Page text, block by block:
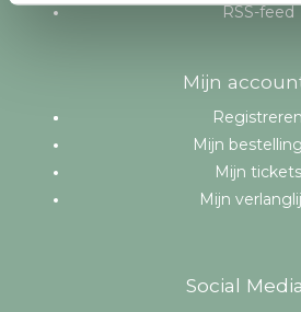
RSS-feed
Mijn
Registreren
Mijn
Mijn tickets
Mijn
Social Media